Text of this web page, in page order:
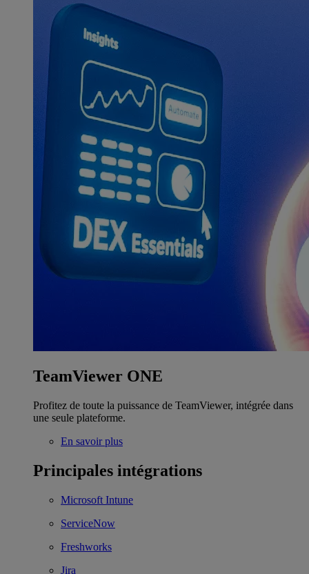
TeamViewer ONE
Profitez de toute la puissance de TeamViewer, intégrée dans
une seule plateforme.
En savoir plus
Principales intégrations
Microsoft Intune
ServiceNow
Freshworks
Jira